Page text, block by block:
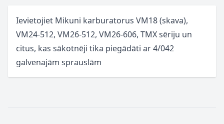
Ievietojiet Mikuni karburatorus VM18 (skava),
VM24-512, VM26-512, VM26-606, TMX sēriju un
citus, kas sākotnēji tika piegādāti ar 4/042
galvenajām sprauslām